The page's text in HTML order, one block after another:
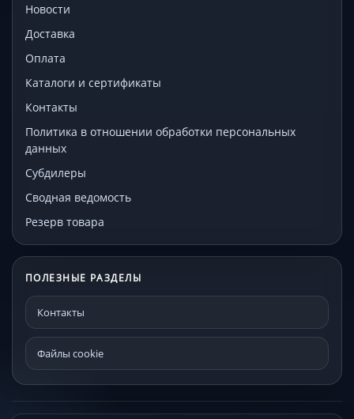
Новости
Доставка
Оплата
Каталоги и сертификаты
Контакты
Политика в отношении обработки персональных
данных
Субдилеры
Сводная ведомость
Резерв товара
ПОЛЕЗНЫЕ РАЗДЕЛЫ
Контакты
Файлы cookie